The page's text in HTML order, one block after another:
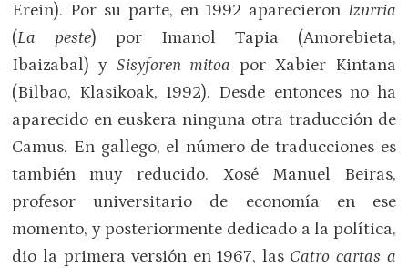
Erein). Por su parte, en 1992 aparecieron Izurria
(La peste) por Imanol Tapia (Amorebieta,
Ibaizabal) y Sisyforen mitoa por Xabier Kintana
(Bilbao, Klasikoak, 1992). Desde entonces no ha
aparecido en euskera ninguna otra traducción de
Camus. En gallego, el número de traducciones es
también muy reducido. Xosé Manuel Beiras,
profesor universitario de economía en ese
momento, y posteriormente dedicado a la política,
dio la primera versión en 1967, las Catro cartas a